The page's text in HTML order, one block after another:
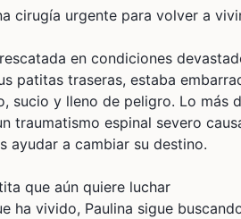
cirugía urgente para volver a
en condiciones
patitas traseras, estaba
sucio y lleno de peligro. Lo más
traumatismo espinal severo
ayudar a cambiar su destino.
que aún quiere luchar
ha vivido, Paulina sigue